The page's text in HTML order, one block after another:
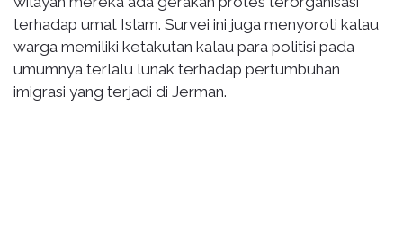
terhadap umat Islam. Survei ini juga menyoroti kalau
warga memiliki ketakutan kalau para politisi pada
umumnya terlalu lunak terhadap pertumbuhan
imigrasi yang terjadi di Jerman.